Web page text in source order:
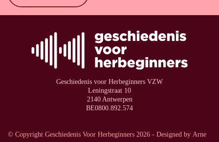
Geschiedenis voor Herbeginners VZW
Leningstraat 10
2140 Antwerpen
BE0800.892.574
©️ Copyright Geschiedenis Voor Herbeginners 2026 - Designed by Arne